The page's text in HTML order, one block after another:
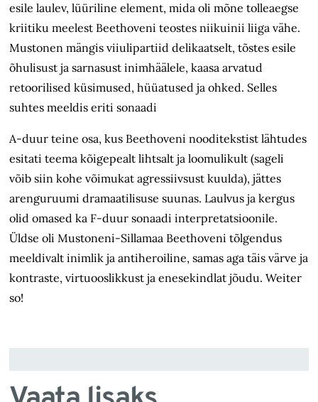
esile laulev, lüüriline element, mida oli mõne tolleaegse
kriitiku meelest Beethoveni teostes niikuinii liiga vähe.
Mustonen mängis viiulipartiid delikaatselt, tõstes esile
õhulisust ja sarnasust inimhäälele, kaasa arvatud
retoorilised küsimused, hüüatused ja ohked. Selles
suhtes meeldis eriti sonaadi
A-duur teine osa, kus Beethoveni nooditekstist lähtudes
esitati teema kõigepealt lihtsalt ja loomulikult (sageli
võib siin kohe võimukat agressiivsust kuulda), jättes
arenguruumi dramaatilisuse suunas. Laulvus ja kergus
olid omased ka F-duur sonaadi interpretatsioonile.
Üldse oli Mustoneni-Sillamaa Beethoveni tõlgendus
meeldivalt inimlik ja antiheroiline, samas aga täis värve ja
kontraste, virtuooslikkust ja enesekindlat jõudu. Weiter
so!